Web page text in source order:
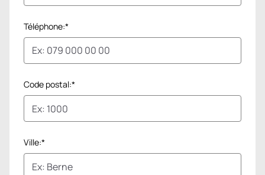
Téléphone:*
Code postal:*
Ville:*